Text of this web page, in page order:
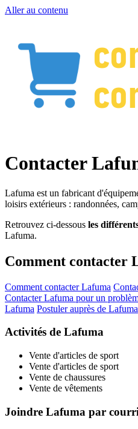
Aller au contenu
Contacter
Lafuma est un fabricant
loisirs extérieurs : randonnées,
Retrouvez ci-dessous les
Lafuma.
Comment contacter
Comment contacter Lafuma
Contacter Lafuma pour un
Lafuma Postuler auprès de Lafuma
Activités de Lafuma
Vente d'articles de sport
Vente d'articles de sport
Vente de chaussures
Vente de vêtements
Joindre Lafuma par